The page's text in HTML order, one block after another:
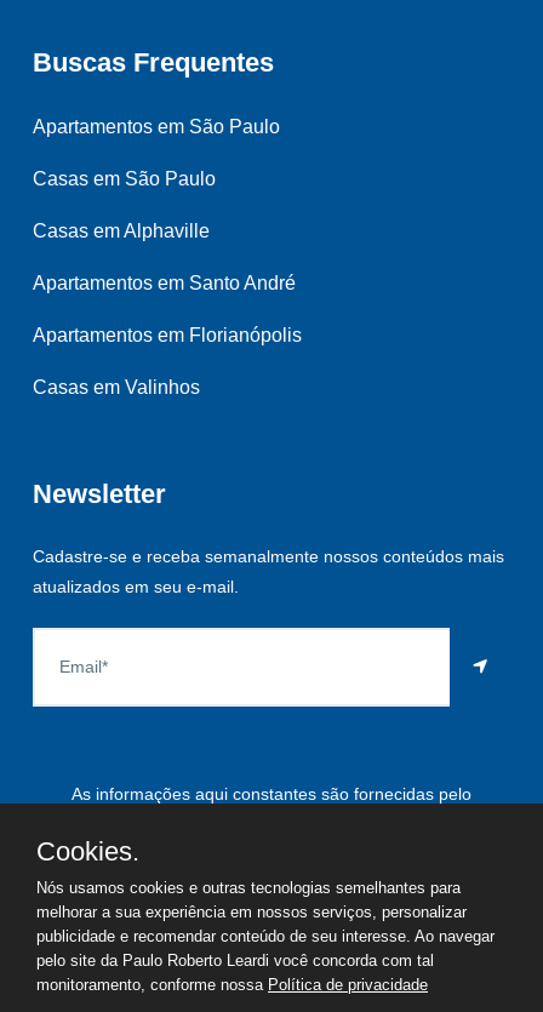
Buscas Frequentes
Apartamentos em São Paulo
Casas em São Paulo
Casas em Alphaville
Apartamentos em Santo André
Apartamentos em Florianópolis
Casas em Valinhos
Newsletter
Cadastre-se e receba semanalmente nossos conteúdos mais
atualizados em seu e-mail.
As informações aqui constantes são fornecidas pelo
©2026 Copyright - Paulo Roberto Leardi | Todos os direitos
reservados
Cookies.
Nós usamos cookies e outras tecnologias semelhantes para
melhorar a sua experiência em nossos serviços, personalizar
publicidade e recomendar conteúdo de seu interesse. Ao navegar
pelo site da Paulo Roberto Leardi você concorda com tal
monitoramento, conforme nossa Política de privacidade